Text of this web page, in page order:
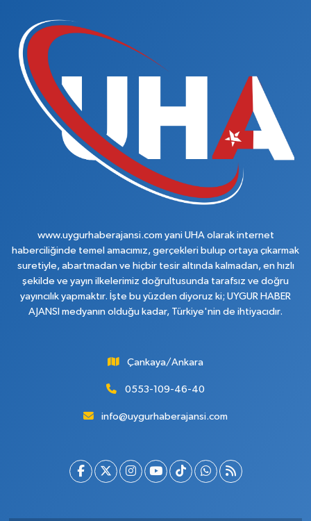
www.uygurhaberajansi.com yani UHA olarak internet
haberciliğinde temel amacımız, gerçekleri bulup ortaya çıkarmak
suretiyle, abartmadan ve hiçbir tesir altında kalmadan, en hızlı
şekilde ve yayın ilkelerimiz doğrultusunda tarafsız ve doğru
yayıncılık yapmaktır. İşte bu yüzden diyoruz ki; UYGUR HABER
AJANSI medyanın olduğu kadar, Türkiye'nin de ihtiyacıdır.
Çankaya/Ankara
0553-109-46-40
info@uygurhaberajansi.com